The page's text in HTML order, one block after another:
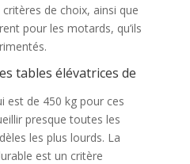
de choix, ainsi que
pour les motards, qu’ils
tables élévatrices de
est de 450 kg pour ces
presque toutes les
les plus lourds. La
est un critère